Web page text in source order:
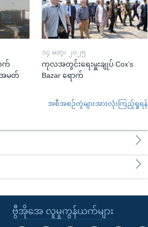
က်
မတ်
၁၄ မတ္၊ ၂၀၂၅
ကုလအတွင်းရေးမှူးချုပ် Cox's
Bazar ရောက်
အစီအစဉ်တွဲများအားလုံးကြည့်ရှုရန်
ဗွီအိုအေ လူမှုကွန်ယက်များ